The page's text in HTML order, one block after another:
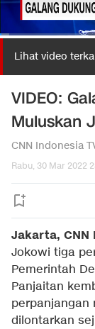
Lihat video
VIDEO:
Muluskan
CNN Indonesia
Rabu, 30 Mar 2022
Jakarta, CNN
Jokowi tiga
Pemerintah
Panjaitan
perpanjangan
dilontarkan